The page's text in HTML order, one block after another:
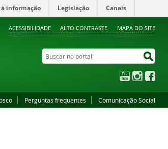
ACESSIBILIDADE ALTO CONTRASTE MAPA DO SITE
à informação Legislação Canais
Buscar no portal
YouTubeInstagram
Perguntas frequentes Comunicação Social